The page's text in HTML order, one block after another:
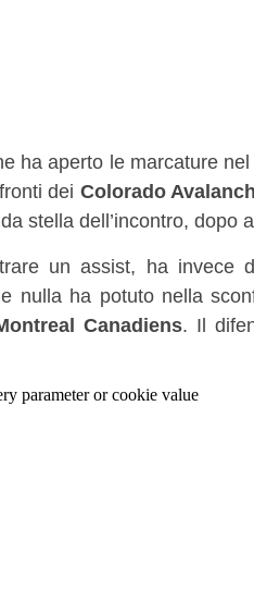
ha aperto le marcature
dei Colorado
stella dell’incontro, dopo
un assist, ha invece
nulla ha potuto nella
Canadiens. Il